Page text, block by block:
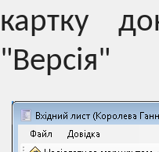
картку
"Версія"